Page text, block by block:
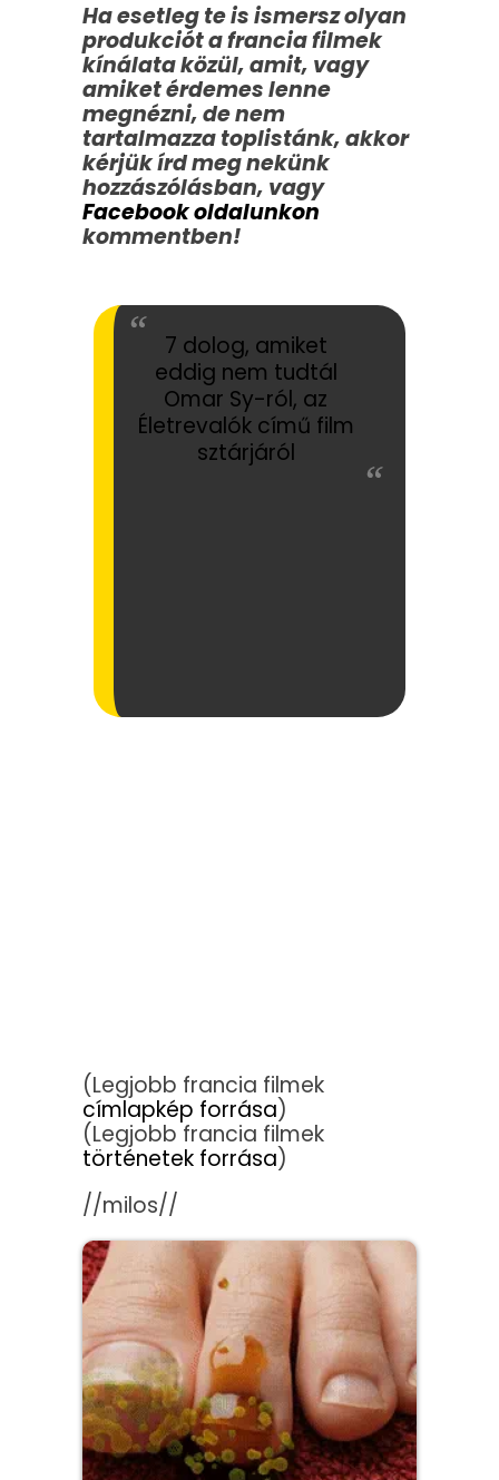
Ha esetleg te is ismersz olyan
produkciót a francia filmek
kínálata közül, amit, vagy
amiket érdemes lenne
megnézni, de nem
tartalmazza toplistánk, akkor
kérjük írd meg nekünk
hozzászólásban, vagy
Facebook oldalunkon
kommentben!
7 dolog, amiket
eddig nem tudtál
Omar Sy-ról, az
Életrevalók című film
sztárjáról
(Legjobb francia filmek
címlapkép forrása)
(Legjobb francia filmek
történetek forrása)
//milos//